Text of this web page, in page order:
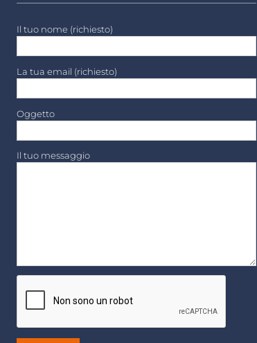
Il tuo nome (richiesto)
La tua email (richiesto)
Oggetto
Il tuo messaggio